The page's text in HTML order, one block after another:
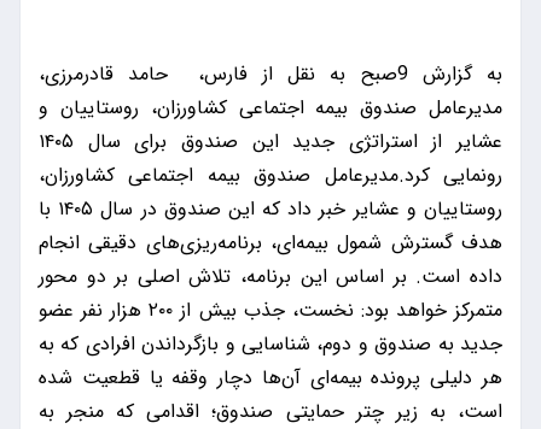
به گزارش 9صبح به نقل از فارس، حامد قادرمرزی،
مدیرعامل صندوق بیمه اجتماعی کشاورزان، روستاییان و
عشایر از استراتژی جدید این صندوق برای سال ۱۴۰۵
رونمایی کرد.مدیرعامل صندوق بیمه اجتماعی کشاورزان،
روستاییان و عشایر خبر داد که این صندوق در سال ۱۴۰۵ با
هدف گسترش شمول بیمه‌ای، برنامه‌ریزی‌های دقیقی انجام
داده است. بر اساس این برنامه، تلاش اصلی بر دو محور
متمرکز خواهد بود: نخست، جذب بیش از ۲۰۰ هزار نفر عضو
جدید به صندوق و دوم، شناسایی و بازگرداندن افرادی که به
هر دلیلی پرونده بیمه‌ای آن‌ها دچار وقفه یا قطعیت شده
است، به زیر چتر حمایتی صندوق؛ اقدامی که منجر به